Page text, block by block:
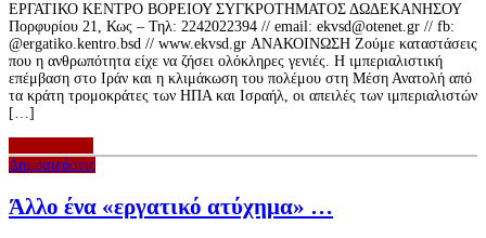
ΕΡΓΑΤΙΚΟ ΚΕΝΤΡΟ ΒΟΡΕΙΟΥ ΣΥΓΚΡΟΤΗΜΑΤΟΣ ΔΩΔΕΚΑΝΗΣΟΥ
Πορφυρίου 21, Κως – Τηλ: 2242022394 // email: ekvsd@otenet.gr // fb:
@ergatiko.kentro.bsd // www.ekvsd.gr ΑΝΑΚΟΙΝΩΣΗ Ζούμε καταστάσεις
που η ανθρωπότητα είχε να ζήσει ολόκληρες γενιές. Η ιμπεριαλιστική
επέμβαση στο Ιράν και η κλιμάκωση του πολέμου στη Μέση Ανατολή από
τα κράτη τρομοκράτες των ΗΠΑ και Ισραήλ, οι απειλές των ιμπεριαλιστών
[…]
Δημοσιεύσεις
Άλλο ένα «εργατικό ατύχημα» …